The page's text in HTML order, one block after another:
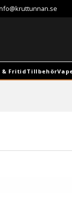
& FritidTillbehör